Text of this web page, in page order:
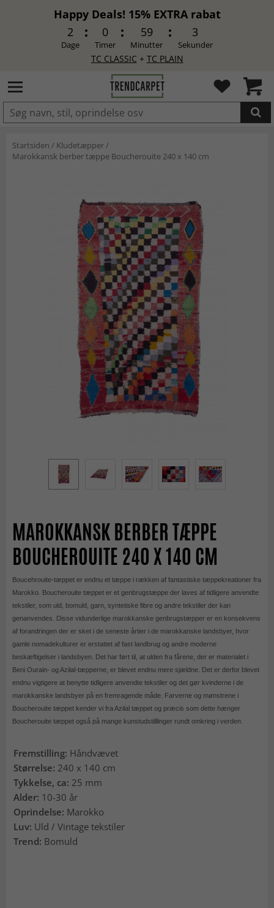
Happy Deals! 15% EXTRA rabat
2
Dage
0
Timer
59
Minutter
2
Sekunder
TC CLASSIC + TC PLAIN
LAGT I INDKØBSKURVEN.
Startsiden / Kludetæpper/
Marokkansk berber tæppe Boucherouite 240 x 140 cm
MAROKKANSK BERBER TÆPPE
BOUCHEROUITE 240 X 140 CM
Boucehrouite-tæppet er endnu et tæppe i rækken af fantastiske tæppekreationer fra
Marokko. Boucherouite tæppet er et genbrugstæppe der laves af tidligere anvendte
tekstiler, som uld, bomuld, garn, syntetiske fibre og andre tekstiler der kan
genanvendes. Disse vidunderlige marokkanske genbrugstæpper er en konsekvens
af forandringen der er sket i de seneste årtier i de marokkanske landsbyer, hvor
gamle nomadekulturer er erstattet af fast landbrug og andre moderne
beskæftigelser i landsbyen. Det har ført til, at ulden fra fårene, der er materialet i
Beni Ourain- og Azilal-tæpperne, er blevet endnu mere sjældne. Det er derfor blevet
endnu vigtigere at benytte tidligere anvendte tekstiler og det gør kvinderne i de
marokkanske landsbyer på en fremragende måde. Farverne og mønstrene i
Boucherouite tæppet kender vi fra Azilal tæppet og præcis som dette hænger
Boucherouite tæppet også på mange kunstudstilllinger rundt omkring i verden.
Fremstilling: Håndvævet
Størrelse: 240 x 140 cm
Tykkelse, ca: 25 mm
Alder: 10-30 år
Oprindelse: Marokko
Luv: Uld / Vintage tekstiler
Trend: Bomuld